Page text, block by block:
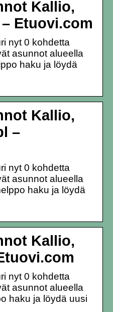
Kallio,
Etuovi.com
nyt 0 kohdetta
asunnot alueella
haku ja löydä
Kallio,
–
nyt 0 kohdetta
asunnot alueella
haku ja löydä
Kallio,
nyt 0 kohdetta
asunnot alueella
haku ja löydä uusi